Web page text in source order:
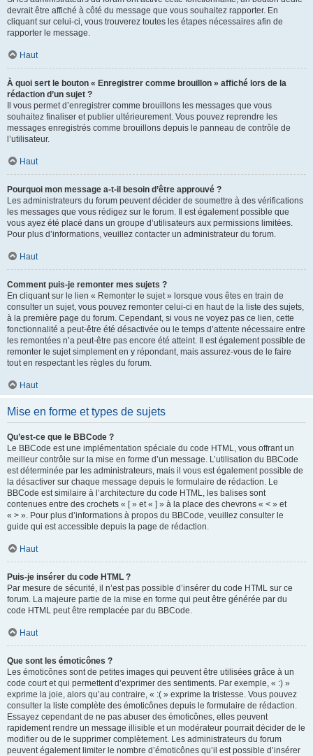
devrait être affiché à côté du message que vous souhaitez rapporter. En
cliquant sur celui-ci, vous trouverez toutes les étapes nécessaires afin de
rapporter le message.
Haut
À quoi sert le bouton « Enregistrer comme brouillon » affiché lors de la
rédaction d’un sujet ?
Il vous permet d’enregistrer comme brouillons les messages que vous
souhaitez finaliser et publier ultérieurement. Vous pouvez reprendre les
messages enregistrés comme brouillons depuis le panneau de contrôle de
l’utilisateur.
Haut
Pourquoi mon message a-t-il besoin d’être approuvé ?
Les administrateurs du forum peuvent décider de soumettre à des vérifications
les messages que vous rédigez sur le forum. Il est également possible que
vous ayez été placé dans un groupe d’utilisateurs aux permissions limitées.
Pour plus d’informations, veuillez contacter un administrateur du forum.
Haut
Comment puis-je remonter mes sujets ?
En cliquant sur le lien « Remonter le sujet » lorsque vous êtes en train de
consulter un sujet, vous pouvez remonter celui-ci en haut de la liste des sujets,
à la première page du forum. Cependant, si vous ne voyez pas ce lien, cette
fonctionnalité a peut-être été désactivée ou le temps d’attente nécessaire entre
les remontées n’a peut-être pas encore été atteint. Il est également possible de
remonter le sujet simplement en y répondant, mais assurez-vous de le faire
tout en respectant les règles du forum.
Haut
Mise en forme et types de sujets
Qu’est-ce que le BBCode ?
Le BBCode est une implémentation spéciale du code HTML, vous offrant un
meilleur contrôle sur la mise en forme d’un message. L’utilisation du BBCode
est déterminée par les administrateurs, mais il vous est également possible de
la désactiver sur chaque message depuis le formulaire de rédaction. Le
BBCode est similaire à l’architecture du code HTML, les balises sont
contenues entre des crochets « [ » et « ] » à la place des chevrons « < » et
« > ». Pour plus d’informations à propos du BBCode, veuillez consulter le
guide qui est accessible depuis la page de rédaction.
Haut
Puis-je insérer du code HTML ?
Par mesure de sécurité, il n’est pas possible d’insérer du code HTML sur ce
forum. La majeure partie de la mise en forme qui peut être générée par du
code HTML peut être remplacée par du BBCode.
Haut
Que sont les émoticônes ?
Les émoticônes sont de petites images qui peuvent être utilisées grâce à un
code court et qui permettent d’exprimer des sentiments. Par exemple, « :) »
exprime la joie, alors qu’au contraire, « :( » exprime la tristesse. Vous pouvez
consulter la liste complète des émoticônes depuis le formulaire de rédaction.
Essayez cependant de ne pas abuser des émoticônes, elles peuvent
rapidement rendre un message illisible et un modérateur pourrait décider de le
modifier ou de le supprimer complètement. Les administrateurs du forum
peuvent également limiter le nombre d’émoticônes qu’il est possible d’insérer